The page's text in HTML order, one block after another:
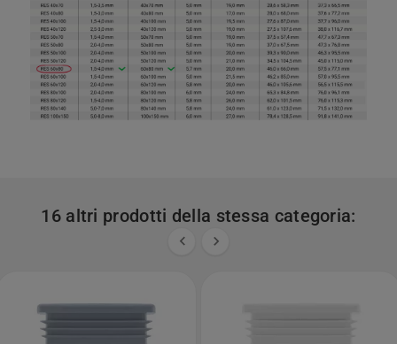
16 altri prodotti della stessa categoria:
 